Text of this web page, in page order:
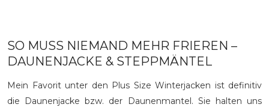
SO MUSS NIEMAND MEHR FRIEREN –
DAUNENJACKE & STEPPMÄNTEL
Mein Favorit unter den Plus Size Winterjacken ist definitiv
die Daunenjacke bzw. der Daunenmantel. Sie halten uns